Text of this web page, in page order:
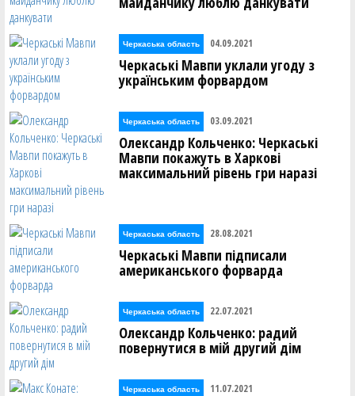
Черкаська область 04.09.2021
Черкаські Мавпи уклали угоду з
українським форвардом
Черкаська область 03.09.2021
Олександр Кольченко: Черкаські
Мавпи покажуть в Харкові
максимальний рівень гри наразі
Черкаська область 28.08.2021
Черкаські Мавпи підписали
американського форварда
Черкаська область 22.07.2021
Олександр Кольченко: радий
повернутися в мій другий дім
Черкаська область 11.07.2021